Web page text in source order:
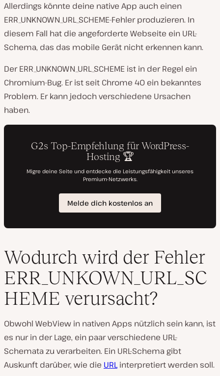
Allerdings könnte deine native App auch einen
ERR_UNKNOWN_URL_SCHEME-Fehler produzieren. In
diesem Fall hat die angeforderte Webseite ein URL-
Schema, das das mobile Gerät nicht erkennen kann.
Der ERR_UNKNOWN_URL_SCHEME ist in der Regel ein
Chromium-Bug. Er ist seit Chrome 40 ein bekanntes
Problem. Er kann jedoch verschiedene Ursachen
haben.
Wodurch wird der Fehler
ERR_UNKOWN_URL_SC
HEME verursacht?
Obwohl WebView in nativen Apps nützlich sein kann, ist
es nur in der Lage, ein paar verschiedene URL-
Schemata zu verarbeiten. Ein URL-Schema gibt
Auskunft darüber, wie die URLinterpretiert werden soll.